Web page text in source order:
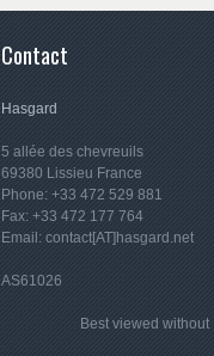
Contact
Hasgard
5 allée des chevreuils
69380 Lissieu France
Phone: +33 472 529 881
Fax: +33 472 177 764
Email: contact[AT]hasgard.net
AS61026
Best viewed